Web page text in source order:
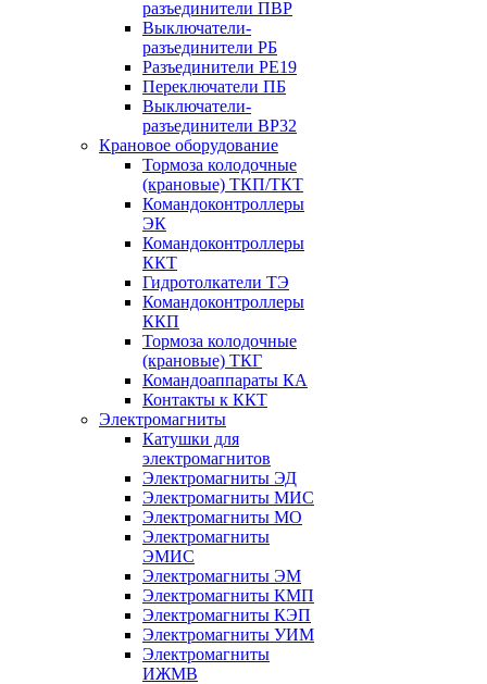
разъединители ПВР
Выключатели-
разъединители РБ
Разъединители РЕ19
Переключатели ПБ
Выключатели-
разъединители ВР32
Крановое оборудование
Тормоза колодочные
(крановые) ТКП/ТКТ
Командоконтроллеры
ЭК
Командоконтроллеры
ККТ
Гидротолкатели ТЭ
Командоконтроллеры
ККП
Тормоза колодочные
(крановые) ТКГ
Командоаппараты КА
Контакты к ККТ
Электромагниты
Катушки для
электромагнитов
Электромагниты ЭД
Электромагниты МИС
Электромагниты МО
Электромагниты
ЭМИС
Электромагниты ЭМ
Электромагниты КМП
Электромагниты КЭП
Электромагниты УИМ
Электромагниты
ИЖМВ